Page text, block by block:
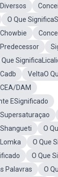
O Que
Que
VeltaO
DAM
ESignificado
O
O Que
O Que
Palavras
O